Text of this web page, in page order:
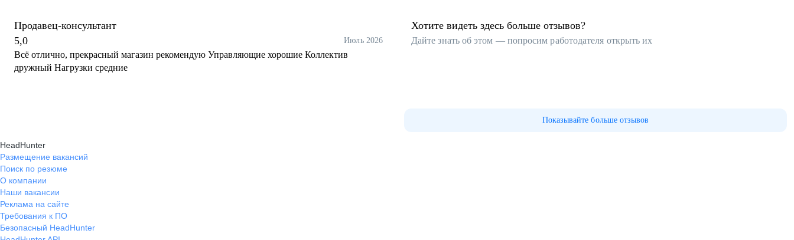
Продавец-консультант
5,0
Июль 2026
Всё отлично, прекрасный магазин рекомендую Управляющие хорошие Коллектив
дружный Нагрузки средние
Хотите видеть здесь больше отзывов?
Дайте знать об этом — попросим работодателя открыть их
Показывайте больше отзывов
HeadHunter
Размещение вакансий
Поиск по резюме
О компании
Наши вакансии
Реклама на сайте
Требования к ПО
Безопасный HeadHunter